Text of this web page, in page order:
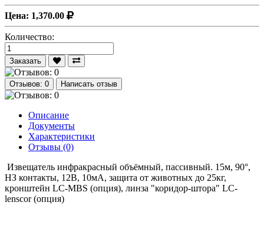
Цена: 1,370.00
Количество:
Заказать
Отзывов: 0 Написать отзыв
Описание
Документы
Характеристики
Отзывы (0)
Извещатель инфракрасный объёмный, пассивный. 15м, 90°,
НЗ контакты, 12В, 10мА, защита от животных до 25кг,
кронштейн LC-MBS (опция), линза "коридор-штора" LC-
lenscor (опция)